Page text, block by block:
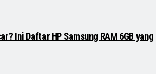
Ini Daftar HP Samsung RAM 6GB yang